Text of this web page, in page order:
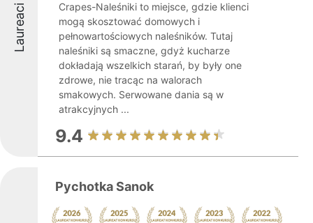
Laureaci
Crapes-Naleśniki to miejsce, gdzie klienci
mogą skosztować domowych i
pełnowartościowych naleśników. Tutaj
naleśniki są smaczne, gdyż kucharze
dokładają wszelkich starań, by były one
zdrowe, nie tracąc na walorach
smakowych. Serwowane dania są w
atrakcyjnych ...
9.4
Pychotka Sanok